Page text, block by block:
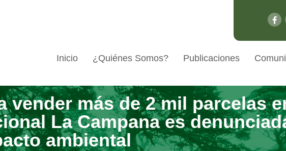
Inicio ¿Quiénes Somos? Publicaciones
vender más de 2 mil parcelas
La Campana es
ambiental